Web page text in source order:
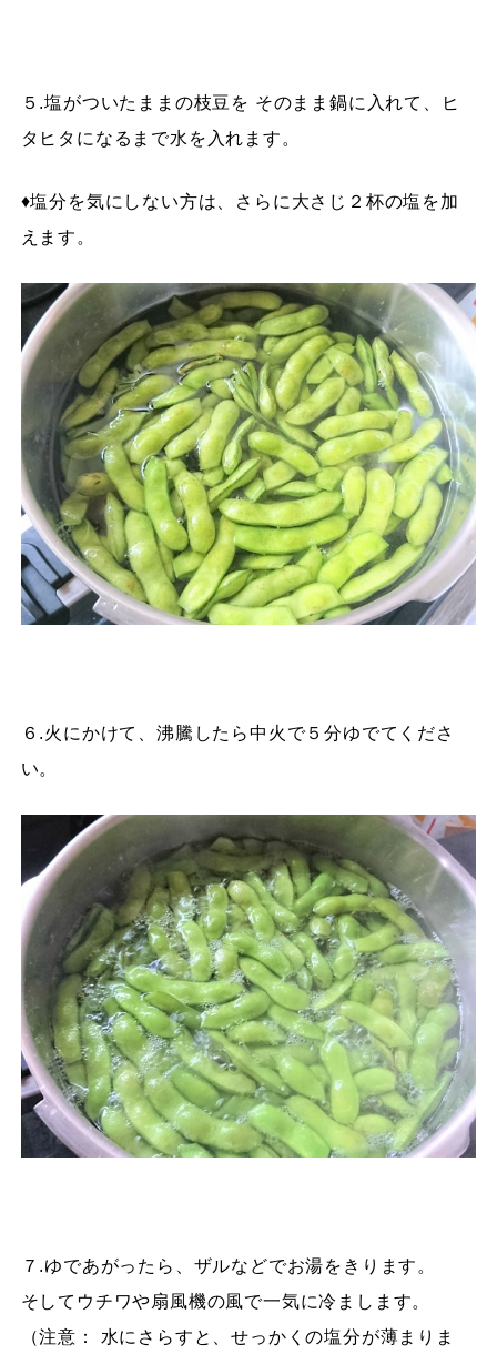
５.塩がついたままの枝豆を そのまま鍋に入れて、ヒ
タヒタになるまで水を入れます。
♦塩分を気にしない方は、さらに大さじ２杯の塩を加
えます。
６.火にかけて、沸騰したら中火で５分ゆでてくださ
い。
７.ゆであがったら、ザルなどでお湯をきります。
そしてウチワや扇風機の風で一気に冷まします。
（注意： 水にさらすと、せっかくの塩分が薄まりま